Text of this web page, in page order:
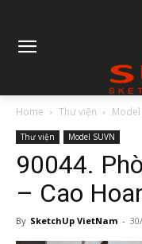
Home Thư viện Model
Thư viện Model SUVN
90044.
– Cao
By SketchUp VietNam -